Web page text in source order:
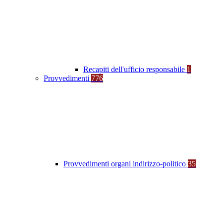
Recapiti dell'ufficio responsabile 1
Provvedimenti 776
Provvedimenti organi indirizzo-politico 35